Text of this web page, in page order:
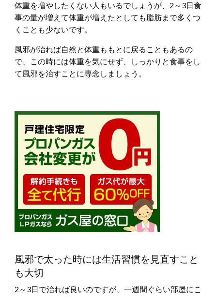
体重を増やしたくない人もいるでしょうが、2～3日食
事の量が増えて体重が増えたとしても脂肪まで多くつ
くことも少ないです。
風邪が治れば自然と体重ももとに戻ることもあるの
で、この時には体重を気にせず、しっかりと食事をし
て風邪を治すことに専念しましょう。
風邪で太った時には生活習慣を見直すこと
も大切
2～3日で治れば良いのですが、一週間ぐらい部屋にこ